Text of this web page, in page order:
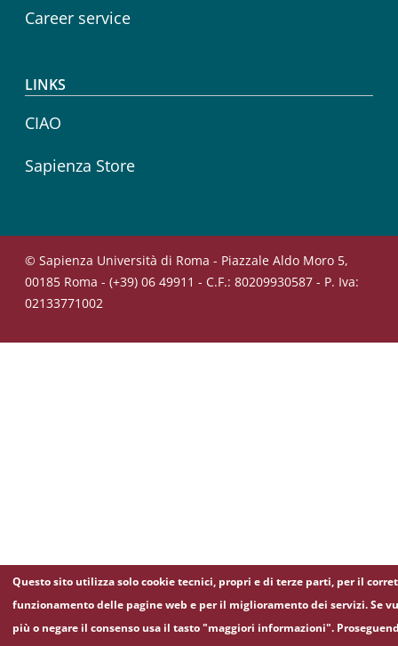
Career service
LINKS
CIAO
Sapienza Store
© Sapienza Università di Roma - Piazzale Aldo Moro 5,
00185 Roma - (+39) 06 49911 - C.F.: 80209930587 - P. Iva:
02133771002
Questo sito utilizza solo cookie tecnici, propri e di terze parti, per il
funzionamento delle pagine web e per il miglioramento dei servizi. Se
più o negare il consenso usa il tasto "maggiori informazioni".